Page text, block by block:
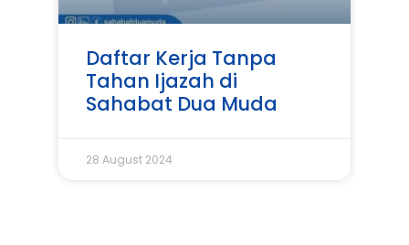
Daftar Kerja Tanpa
Tahan Ijazah di
Sahabat Dua Muda
28 August 2024